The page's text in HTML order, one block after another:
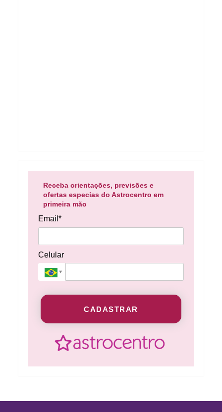
Receba orientações, previsões e
ofertas especias do Astrocentro em
primeira mão
Email*
Celular
CADASTRAR